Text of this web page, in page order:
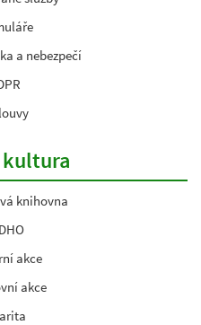
a nebezpečí
knihovna
akce
akce